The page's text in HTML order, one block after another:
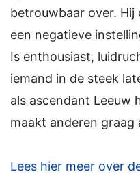
betrouwbaar over.
een negatieve
Is enthousiast,
iemand in de steek
als ascendant Leeuw
maakt anderen graag
Lees hier meer over